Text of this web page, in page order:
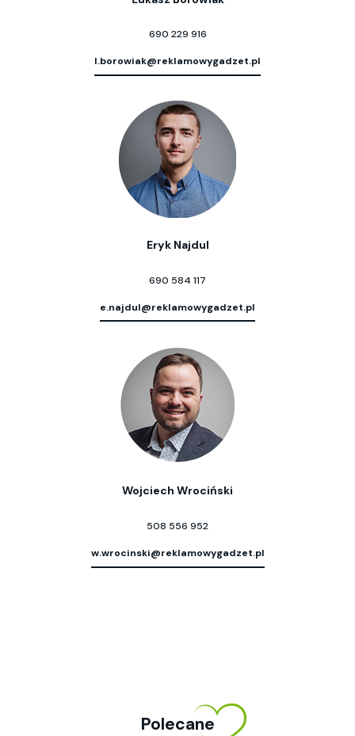
690 229 916
l.borowiak@reklamowygadzet.pl
Eryk Najdul
690 584 117
e.najdul@reklamowygadzet.pl
Wojciech Wrociński
508 556 952
w.wrocinski@reklamowygadzet.pl
Polecane